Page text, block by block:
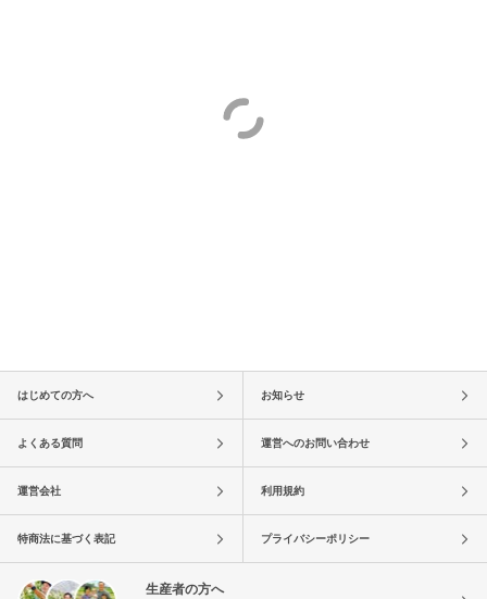
はじめての方へ お知らせ
よくある質問 運営へのお問い合わせ
運営会社 利用規約
特商法に基づく表記 プライバシーポリシー
生産者の方へ